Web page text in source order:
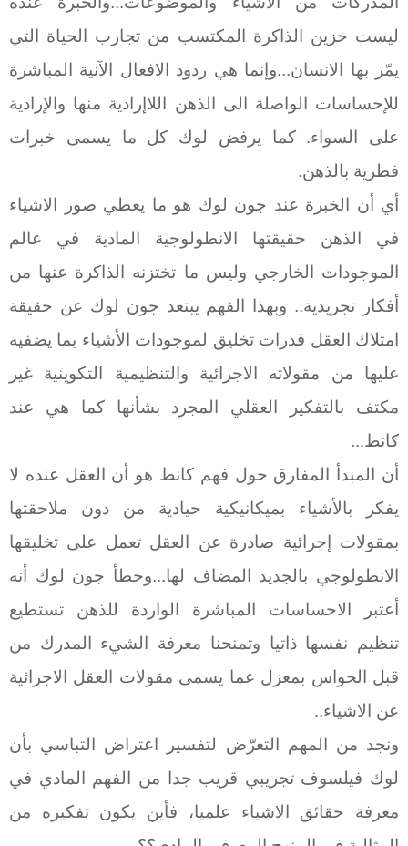
ليست خزين الذاكرة المكتسب من تجارب الحياة التي
يمّر بها الانسان...وإنما هي ردود الافعال الآنية المباشرة
للإحساسات الواصلة الى الذهن اللاإرادية منها والإرادية
على السواء. كما يرفض لوك كل ما يسمى خبرات
فطرية بالذهن.
أي أن الخبرة عند جون لوك هو ما يعطي صور الاشياء
في الذهن حقيقتها الانطولوجية المادية في عالم
الموجودات الخارجي وليس ما تختزنه الذاكرة عنها من
أفكار تجريدية.. وبهذا الفهم يبتعد جون لوك عن حقيقة
امتلاك العقل قدرات تخليق لموجودات الأشياء بما يضفيه
عليها من مقولاته الاجرائية والتنظيمية التكوينية غير
مكتف بالتفكير العقلي المجرد بشأنها كما هي عند
كانط...
أن المبدأ المفارق حول فهم كانط هو أن العقل عنده لا
يفكر بالأشياء بميكانيكية حيادية من دون ملاحقتها
بمقولات إجرائية صادرة عن العقل تعمل على تخليقها
الانطولوجي بالجديد المضاف لها...وخطأ جون لوك أنه
أعتبر الاحساسات المباشرة الواردة للذهن تستطيع
تنظيم نفسها ذاتيا وتمنحنا معرفة الشيء المدرك من
قبل الحواس بمعزل عما يسمى مقولات العقل الاجرائية
عن الاشياء..
ونجد من المهم التعرّض لتفسير اعتراض التباسي بأن
لوك فيلسوف تجريبي قريب جدا من الفهم المادي في
معرفة حقائق الاشياء علميا، فأين يكون تفكيره من